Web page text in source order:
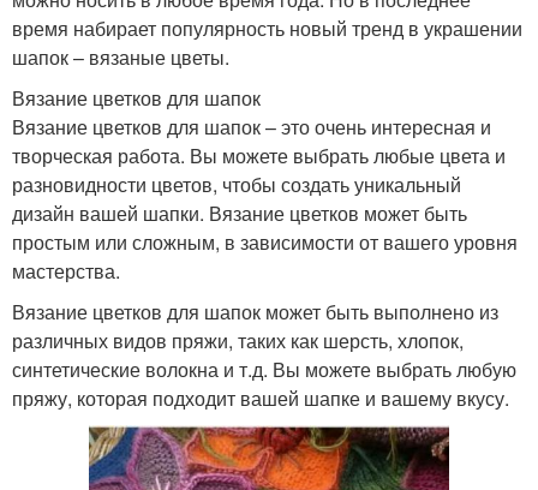
время набирает популярность новый тренд в украшении
шапок – вязаные цветы.
Вязание цветков для шапок
Вязание цветков для шапок – это очень интересная и
творческая работа. Вы можете выбрать любые цвета и
разновидности цветов, чтобы создать уникальный
дизайн вашей шапки. Вязание цветков может быть
простым или сложным, в зависимости от вашего уровня
мастерства.
Вязание цветков для шапок может быть выполнено из
различных видов пряжи, таких как шерсть, хлопок,
синтетические волокна и т.д. Вы можете выбрать любую
пряжу, которая подходит вашей шапке и вашему вкусу.